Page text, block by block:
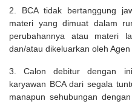
2. BCA tidak bertanggung
materi yang dimuat dalam
perubahannya atau materi
dan/atau dikeluarkan oleh
3. Calon debitur dengan
karyawan BCA dari segala
manapun sehubungan